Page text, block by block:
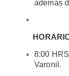
además
8:00
Varonil.